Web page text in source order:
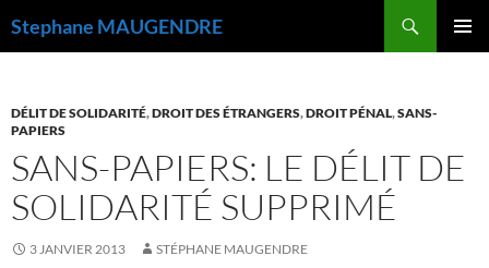
Stephane MAUGENDRE
DÉLIT DE SOLIDARITÉ,DROIT DES ÉTRANGERS,DROIT PÉNAL,SANS-
PAPIERS
SANS-PAPIERS: LE DÉLIT DE
SOLIDARITÉ SUPPRIMÉ
3 JANVIER 2013 STÉPHANE MAUGENDRE